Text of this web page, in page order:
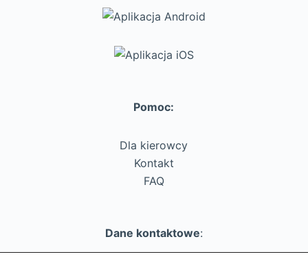
Pomoc:
Dla kierowcy
Kontakt
FAQ
Dane kontaktowe: